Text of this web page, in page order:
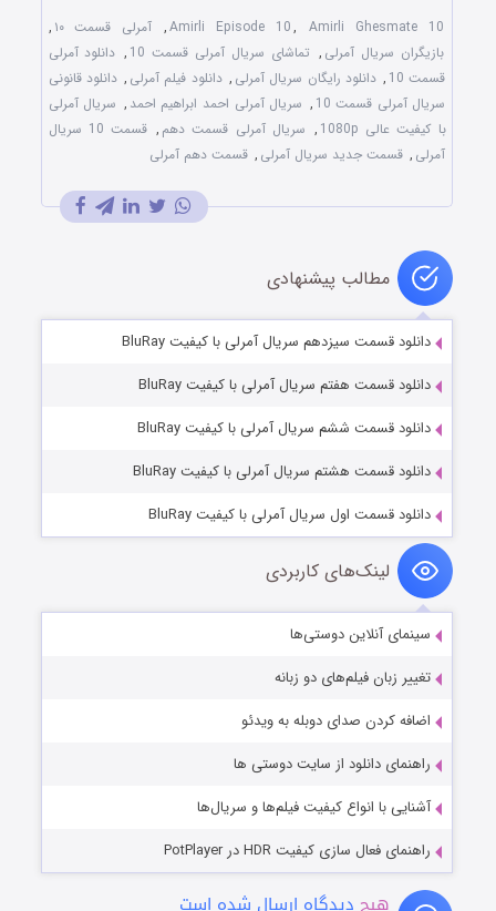
Amirli Episode 10, Amirli Ghesmate 10
, آمرلی قسمت ۱۰
,
بازیگران سریال آمرلی , تماشای سریال آمرلی قسمت 10 , دانلود آمرلی
قسمت 10
, دانلود رایگان سریال آمرلی , دانلود فیلم آمرلی , دانلود قانونی
سریال آمرلی قسمت 10
, سریال آمرلی احمد ابراهیم احمد , سریال آمرلی
با کیفیت عالی 1080p
, سریال آمرلی قسمت دهم ,
قسمت 10 سریال
آمرلی , قسمت جدید سریال آمرلی , قسمت دهم آمرلی
مطالب پیشنهادی
دانلود قسمت سیزدهم سریال آمرلی با کیفیت BluRay
دانلود قسمت هفتم سریال آمرلی با کیفیت BluRay
دانلود قسمت ششم سریال آمرلی با کیفیت BluRay
دانلود قسمت هشتم سریال آمرلی با کیفیت BluRay
دانلود قسمت اول سریال آمرلی با کیفیت BluRay
لینک‌های کاربردی
سینمای آنلاین دوستی‌ها
تغییر زبان فیلم‌های دو زبانه
اضافه کردن صدای دوبله به ویدئو
راهنمای دانلود از سایت دوستی ها
آشنایی با انواع کیفیت فیلم‌ها و سریال‌ها
راهنمای فعال سازی کیفیت HDR در PotPlayer
هیچ دیدگاه ارسال شده است